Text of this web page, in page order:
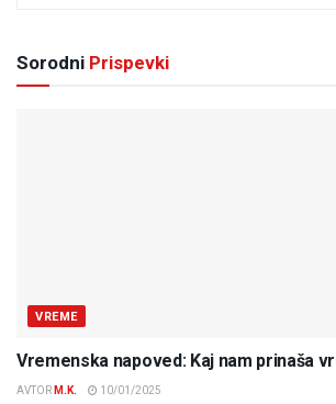
Sorodni Prispevki
VREME
Vremenska napoved: Kaj nam prinaša
AVTOR M.K. 10/01/2025